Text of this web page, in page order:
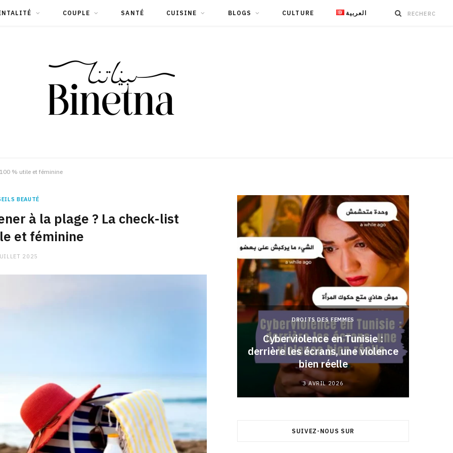
COUPLE SANTÉ CUISINE BLOGS CULTURE العربية
% utile et féminine
BEAUTÉ
à la plage ? La check-list
et féminine
2025
DROITS DES FEMMES
Cyberviolence en Tunisie :
derrière les écrans, une violence
bien réelle
3 AVRIL 2026
SUIVEZ-NOUS SUR